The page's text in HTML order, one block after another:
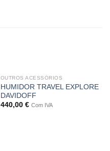
OUTROS ACESSÓRIOS
HUMIDOR TRAVEL EXPLORE
DAVIDOFF
440,00 € Com IVA